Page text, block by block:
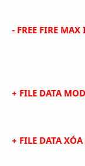
- FREE FIRE MAX
+ FILE DATA
+ FILE DATA